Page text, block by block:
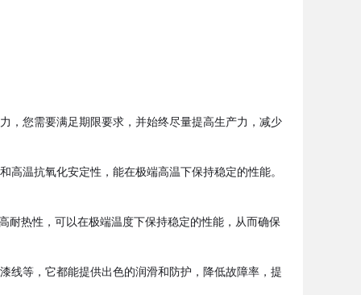
您需要满足期限要求，并始终尽量提高生产力，减少
温抗氧化安定性，能在极端高温下保持稳定的性能。
耐热性，可以在极端温度下保持稳定的性能，从而确保
等，它都能提供出色的润滑和防护，降低故障率，提